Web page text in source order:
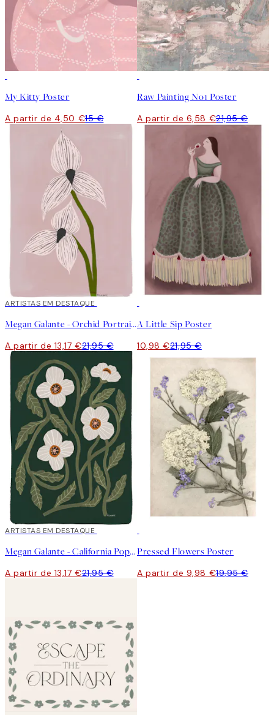
My Kitty Poster
A partir de 4,50 €15 €
Raw Painting No1 Poster
A partir de 6,58 €21,95 €
40%*
ARTISTAS EM DESTAQUE
Megan Galante - Orchid Portrait Poster
A partir de 13,17 €21,95 €
A Little Sip Poster
10,98 €21,95 €
40%*
ARTISTAS EM DESTAQUE
Megan Galante - California Poppy Poster
A partir de 13,17 €21,95 €
Pressed Flowers Poster
A partir de 9,98 €19,95 €